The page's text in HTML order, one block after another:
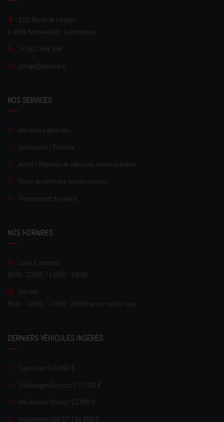
113, Route de Longwy
L-4994 Schouweiler - Luxembourg
(+352) 584 384
garage@pereira.lu
NOS SERVICES
Mécanique générale
Carrosserie / Peinture
Achat / Reprises de véhicules toutes marques
Vente de véhicules toutes marques
Financement sur place
NOS HORAIRES
Lundi à vendredi
8h00 - 12h00 / 13h00 - 18h30
Samedi
9h30 - 12h00 / 13h30 - 18h00 ou sur rendez-vous
DERNIERS VÉHICULES INSÉRÉS
Cupra Leon | 26.900 €
Volkswagen Scirocco | 17.900 €
Alfa Romeo Stelvio | 23.900 €
Volkswagen Golf GTI | 34.900 €